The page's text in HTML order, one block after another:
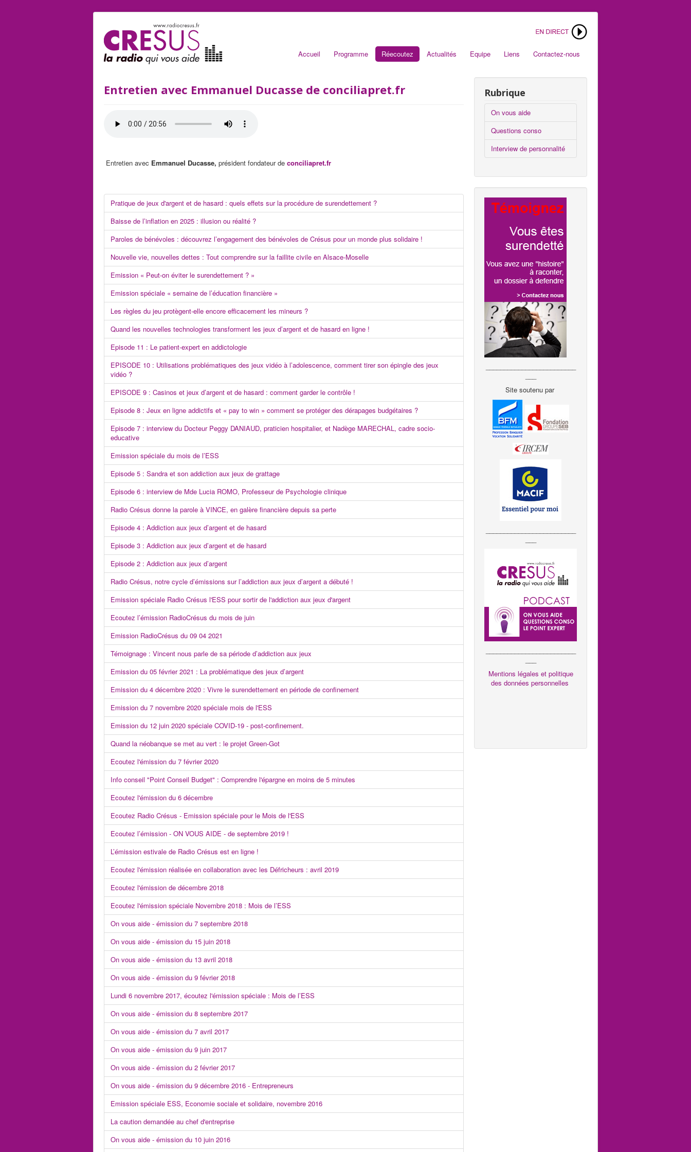
Accueil Programme Réecoutez Actualités Equipe Liens Contactez-nous
Entretien avec Emmanuel Ducasse de conciliapret.fr
Entretien avec Emmanuel Ducasse, président fondateur de conciliapret.fr
Pratique de jeux d'argent et de hasard : quels effets sur la procédure de surendettement ?
Baisse de l’inflation en 2025 : illusion ou réalité ?
Paroles de bénévoles : découvrez l’engagement des bénévoles de Crésus pour un monde plus solidaire !
Nouvelle vie, nouvelles dettes : Tout comprendre sur la faillite civile en Alsace-Moselle
Emission « Peut-on éviter le surendettement ? »
Emission spéciale « semaine de l’éducation financière »
Les règles du jeu protègent-elle encore efficacement les mineurs ?
Quand les nouvelles technologies transforment les jeux d’argent et de hasard en ligne !
Episode 11 : Le patient-expert en addictologie
EPISODE 10 : Utilisations problématiques des jeux vidéo à l’adolescence, comment tirer son épingle des jeux
vidéo ?
EPISODE 9 : Casinos et jeux d’argent et de hasard : comment garder le contrôle !
Episode 8 : Jeux en ligne addictifs et « pay to win » comment se protéger des dérapages budgétaires ?
Episode 7 : interview du Docteur Peggy DANIAUD, praticien hospitalier, et Nadège MARECHAL, cadre socio-
educative
Emission spéciale du mois de l’ESS
Episode 5 : Sandra et son addiction aux jeux de grattage
Episode 6 : interview de Mde Lucia ROMO, Professeur de Psychologie clinique
Radio Crésus donne la parole à VINCE, en galère financière depuis sa perte
Episode 4 : Addiction aux jeux d’argent et de hasard
Episode 3 : Addiction aux jeux d’argent et de hasard
Episode 2 : Addiction aux jeux d’argent
Radio Crésus, notre cycle d’émissions sur l’addiction aux jeux d’argent a débuté !
Emission spéciale Radio Crésus l'ESS pour sortir de l'addiction aux jeux d'argent
Ecoutez l’émission RadioCrésus du mois de juin
Emission RadioCrésus du 09 04 2021
Témoignage : Vincent nous parle de sa période d’addiction aux jeux
Emission du 05 février 2021 : La problématique des jeux d’argent
Emission du 4 décembre 2020 : Vivre le surendettement en période de confinement
Emission du 7 novembre 2020 spéciale mois de l'ESS
Emission du 12 juin 2020 spéciale COVID-19 - post-confinement.
Quand la néobanque se met au vert : le projet Green-Got
Ecoutez l'émission du 7 février 2020
Info conseil "Point Conseil Budget" : Comprendre l'épargne en moins de 5 minutes
Ecoutez l'émission du 6 décembre
Ecoutez Radio Crésus - Emission spéciale pour le Mois de l'ESS
Ecoutez l’émission - ON VOUS AIDE - de septembre 2019 !
L’émission estivale de Radio Crésus est en ligne !
Ecoutez l'émission réalisée en collaboration avec les Défricheurs : avril 2019
Ecoutez l'émission de décembre 2018
Ecoutez l'émission spéciale Novembre 2018 : Mois de l’ESS
On vous aide - émission du 7 septembre 2018
On vous aide - émission du 15 juin 2018
On vous aide - émission du 13 avril 2018
On vous aide - émission du 9 février 2018
Lundi 6 novembre 2017, écoutez l'émission spéciale : Mois de l’ESS
On vous aide - émission du 8 septembre 2017
On vous aide - émission du 7 avril 2017
On vous aide - émission du 9 juin 2017
On vous aide - émission du 2 février 2017
On vous aide - émission du 9 décembre 2016 - Entrepreneurs
Emission spéciale ESS, Economie sociale et solidaire, novembre 2016
La caution demandée au chef d'entreprise
On vous aide - émission du 10 juin 2016
Rubrique
On vous aide
Questions conso
Interview de personnalité
Site soutenu par
Mentions légales et politique
des données personnelles